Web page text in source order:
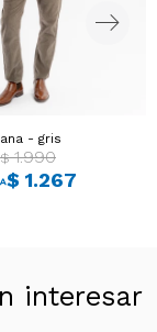
- gris
$ 1.990
$ 1.267
interesar